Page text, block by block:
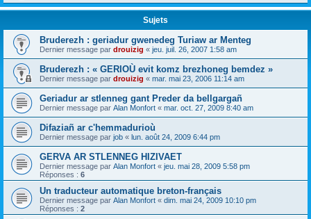
Sujets
Bruderezh : geriadur gwenedeg Turiaw ar Menteg
Dernier message par drouizig « jeu. juil. 26, 2007 1:58 am
Bruderezh : « GERIOÙ evit komz brezhoneg bemdez »
Dernier message par drouizig « mar. mai 23, 2006 11:14 am
Geriadur ar stlenneg gant Preder da bellgargañ
Dernier message par Alan Monfort « mar. oct. 27, 2009 8:40 am
Difaziañ ar c'hemmadurioù
Dernier message par job « lun. août 24, 2009 6:44 pm
GERVA AR STLENNEG HIZIVAET
Dernier message par Alan Monfort « jeu. mai 28, 2009 5:58 pm
Réponses : 6
Un traducteur automatique breton-français
Dernier message par Alan Monfort « dim. mai 24, 2009 10:10 pm
Réponses : 2